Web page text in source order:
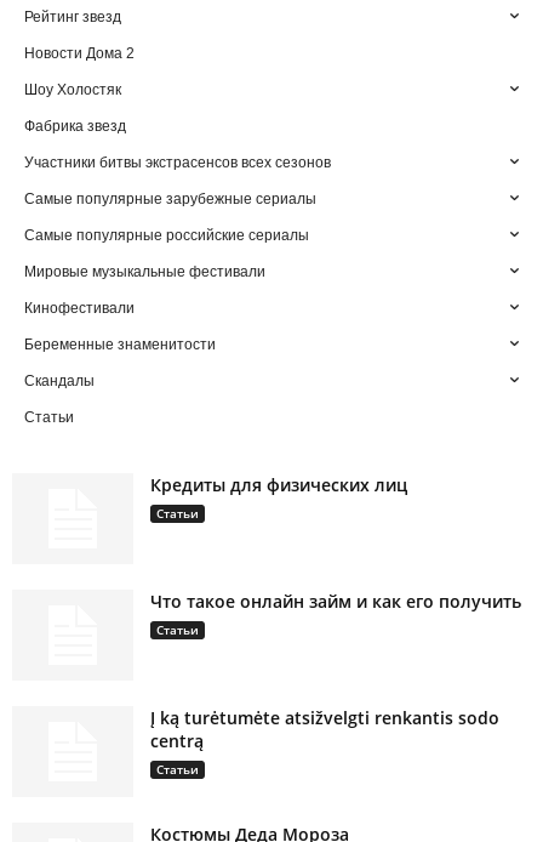
Рейтинг звезд
Новости Дома 2
Шоу Холостяк
Фабрика звезд
Участники битвы экстрасенсов всех сезонов
Самые популярные зарубежные сериалы
Самые популярные российские сериалы
Мировые музыкальные фестивали
Кинофестивали
Беременные знаменитости
Скандалы
Статьи
Кредиты для физических лиц
Статьи
Что такое онлайн займ и как его получить
Статьи
Į ką turėtumėte atsižvelgti renkantis sodo
centrą
Статьи
Костюмы Деда Мороза